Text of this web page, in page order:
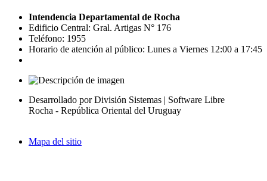
Intendencia Departamental de Rocha
Edificio Central: Gral. Artigas N° 176
Teléfono: 1955
Horario de atención al público: Lunes a Viernes 12:00 a 17:45
Desarrollado por División Sistemas | Software Libre
Rocha - República Oriental del Uruguay
Mapa del sitio